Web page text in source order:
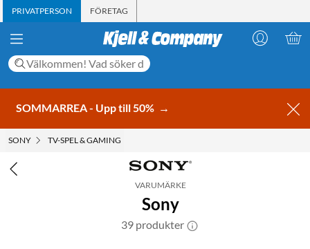
PRIVATPERSON FÖRETAG
SOMMARREA - Upp till 50% →
SONY TV-SPEL & GAMING
VARUMÄRKE
Sony
39 produkter